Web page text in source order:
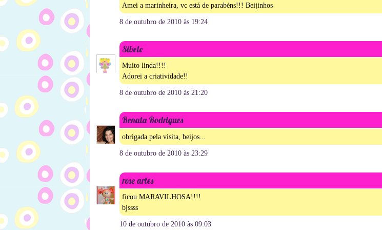
Amei a marinheira, vc está de parabéns!!! Beijinhos
8 de outubro de 2010 às 19:24
Sibele
Muito linda!!!!
Adorei a criatividade!!
8 de outubro de 2010 às 21:20
Renata Rodrigues
obrigada pela visita, beijos...
8 de outubro de 2010 às 23:29
rose artes
ficou MARAVILHOSA!!!!
bjssss
10 de outubro de 2010 às 09:03